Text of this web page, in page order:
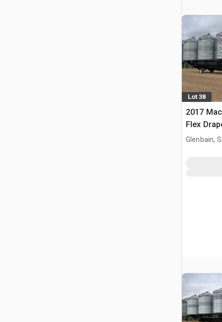
Lot 38
2017
Flex
Glenbain,